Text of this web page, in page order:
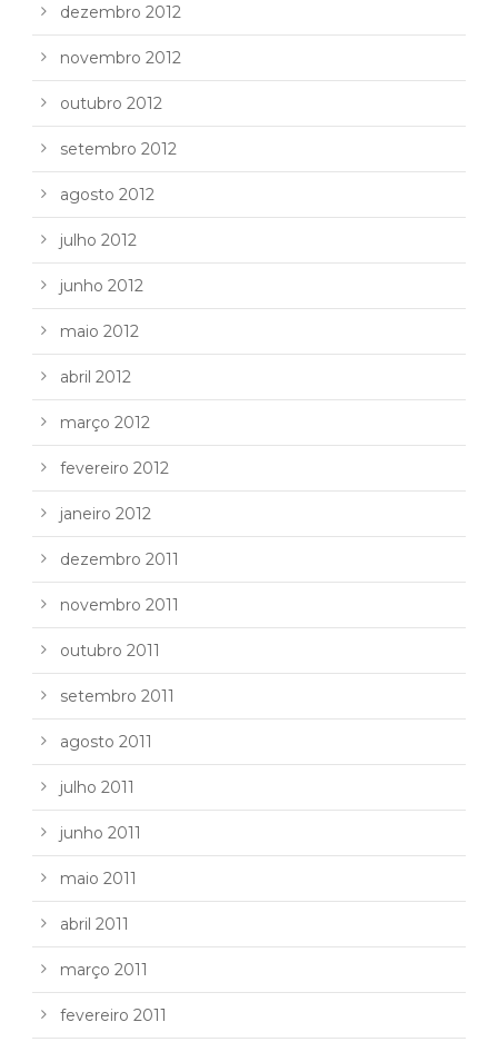
dezembro 2012
novembro 2012
outubro 2012
setembro 2012
agosto 2012
julho 2012
junho 2012
maio 2012
abril 2012
março 2012
fevereiro 2012
janeiro 2012
dezembro 2011
novembro 2011
outubro 2011
setembro 2011
agosto 2011
julho 2011
junho 2011
maio 2011
abril 2011
março 2011
fevereiro 2011